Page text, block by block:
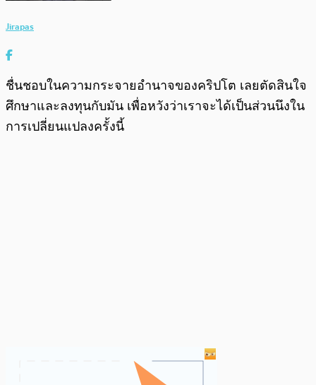
Jirapas
ชื่นชอบในความกระจายอำนาจของคริปโต เลยตัดสินใจ
ศึกษาและลงทุนกับมัน เพื่อหวังว่าเราจะได้เป็นส่วนนึงใน
การเปลี่ยนแปลงครั้งนี้